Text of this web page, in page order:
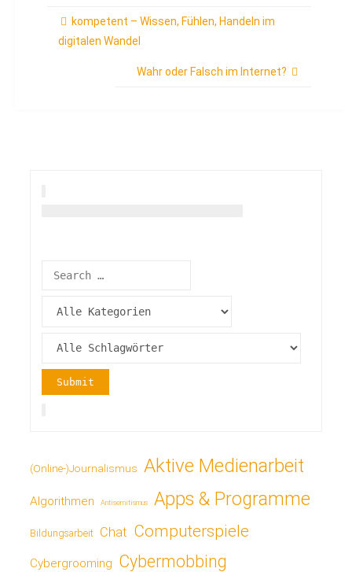
kompetent – Wissen, Fühlen, Handeln im
digitalen Wandel
Wahr oder Falsch im Internet?
(Online-)Journalismus Aktive Medienarbeit
Algorithmen Antisemitismus Apps & Programme
Bildungsarbeit Chat Computerspiele
Cybergrooming Cybermobbing